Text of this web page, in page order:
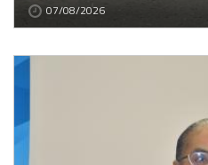
07/08/2026